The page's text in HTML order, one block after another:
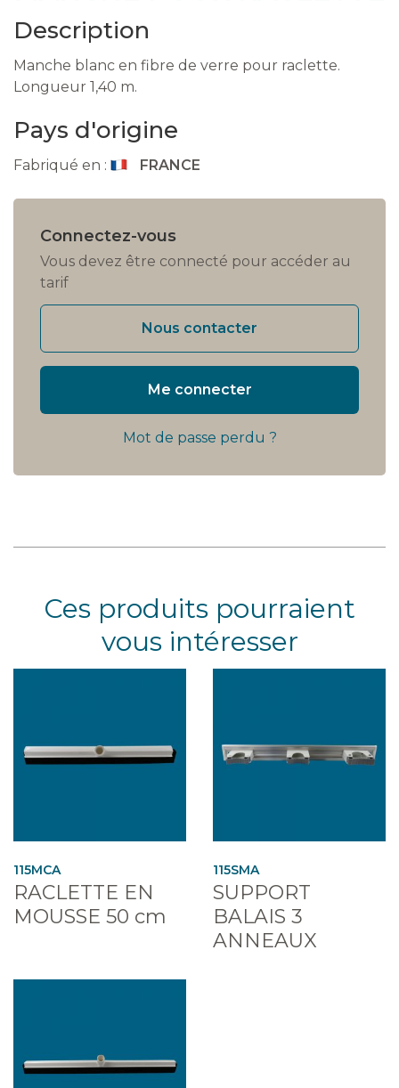
Description
Manche blanc en fibre de verre pour raclette.
Longueur 1,40 m.
Pays d'origine
Fabriqué en : FRANCE
Connectez-vous
Vous devez être connecté pour accéder au
tarif
Nous contacter
Me connecter
Mot de passe perdu ?
Ces produits pourraient
vous intéresser
115MCA
RACLETTE EN
MOUSSE 50 cm
115SMA
SUPPORT
BALAIS 3
ANNEAUX